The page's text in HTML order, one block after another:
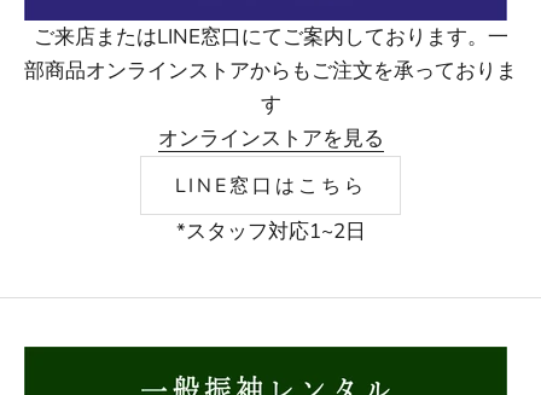
ご来店またはLINE窓口にてご案内しております。一
部商品オンラインストアからもご注文を承っておりま
す
オンラインストアを見る
LINE窓口はこちら
*スタッフ対応1~2日